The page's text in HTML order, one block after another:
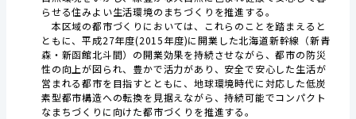
らせる住みよい生活環境のまちづくりを推進する。
本区域の都市づくりにおいては、これらのことを踏まえると
ともに、平成27年度(2015年度)に開業した北海道新幹線（新青
森・新函館北斗間）の開業効果を持続させながら、都市の防災
性の向上が図られ、豊かで活力があり、安全で安心した生活が
営まれる都市を目指すとともに、地球環境時代に対応した低炭
素型都市構造への転換を見据えながら、持続可能でコンパクト
なまちづくりに向けた都市づくりを推進する。